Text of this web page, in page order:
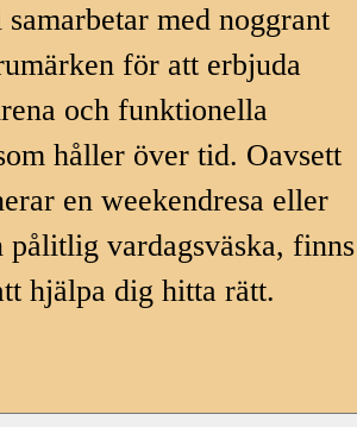
med noggrant
för att erbjuda
och funktionella
håller över tid. Oavsett
en weekendresa eller
pålitlig vardagsväska, finns
hjälpa dig hitta rätt.